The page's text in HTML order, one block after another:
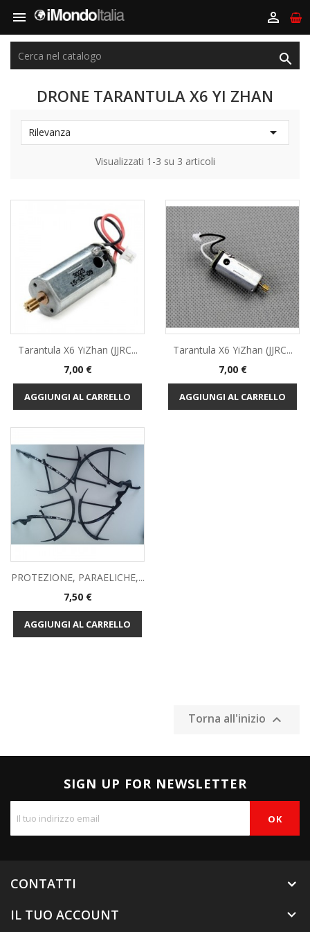
 

DRONE TARANTULA X6 YI ZHAN
Rilevanza 
Visualizzati 1-3 su 3 articoli
Tarantula X6 YiZhan (JJRC...
Prezzo
7,00 €
AGGIUNGI AL CARRELLO
Tarantula X6 YiZhan (JJRC...
Prezzo
7,00 €
AGGIUNGI AL CARRELLO
PROTEZIONE, PARAELICHE,...
Prezzo
7,50 €
AGGIUNGI AL CARRELLO
Torna all'inizio 
SIGN UP FOR NEWSLETTER
CONTATTI
IL TUO ACCOUNT
